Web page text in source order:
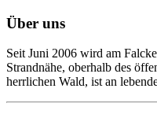
Über uns
Seit Juni 2006 wird am
Strandnähe, oberhalb des
herrlichen Wald, ist an